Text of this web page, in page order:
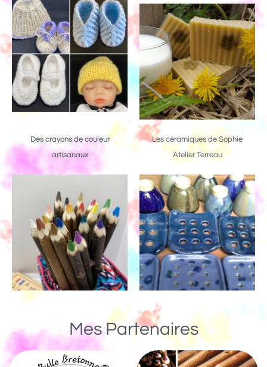
Des crayons de couleur
artisanaux
Les céramiques de Sophie
Atelier Terreau
Mes Partenaires